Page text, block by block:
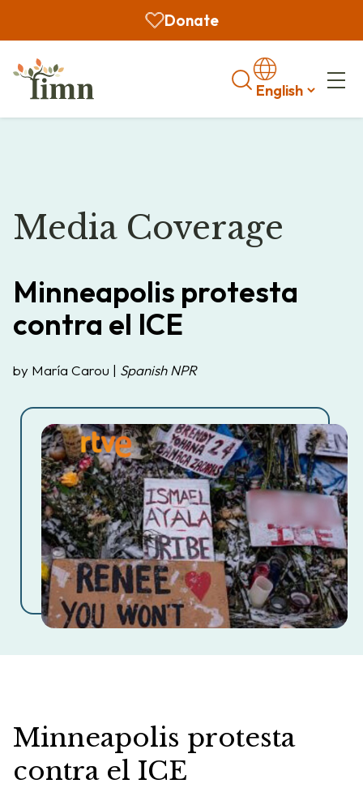
Donate
Search
Media Coverage
Minneapolis protesta
contra el ICE
by María Carou | Spanish NPR
Minneapolis protesta
contra el ICE